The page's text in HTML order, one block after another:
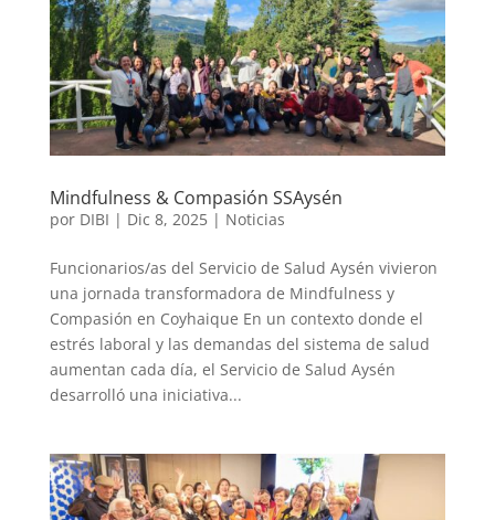
Mindfulness & Compasión SSAysén
por DIBI | Dic 8, 2025| Noticias
Funcionarios/as del Servicio de Salud Aysén vivieron
una jornada transformadora de Mindfulness y
Compasión en Coyhaique En un contexto donde el
estrés laboral y las demandas del sistema de salud
aumentan cada día, el Servicio de Salud Aysén
desarrolló una iniciativa...